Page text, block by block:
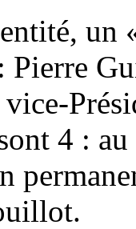
un
Pierre
vice-
4 :